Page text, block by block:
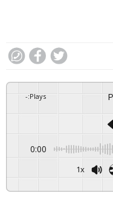
Plays
:
-
0:00
1x